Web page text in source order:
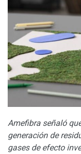
Amefibra señaló
generación de
gases de efecto